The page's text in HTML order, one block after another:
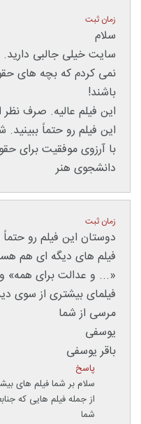
زمان ثبت
سلام
سایت خیلی جالبی
نمی کردم که بچه های
باشند!
این فیلم عالیه. صرف نظر
این فیلم رو حتماً
با آرزوی موفقیت برای
دانشجوی هنر
زمان ثبت
دوستان این فیلم رو حتماً
فیلم های دیگه ای هم
«... و عدالت برای همه»
فیلمای بیشتری از سوی
مرسی از شما
یوسفی
باقر یوسفی
پاسخ
سلام بر شما فیلم های
از جمله فیلم هایی که
شما